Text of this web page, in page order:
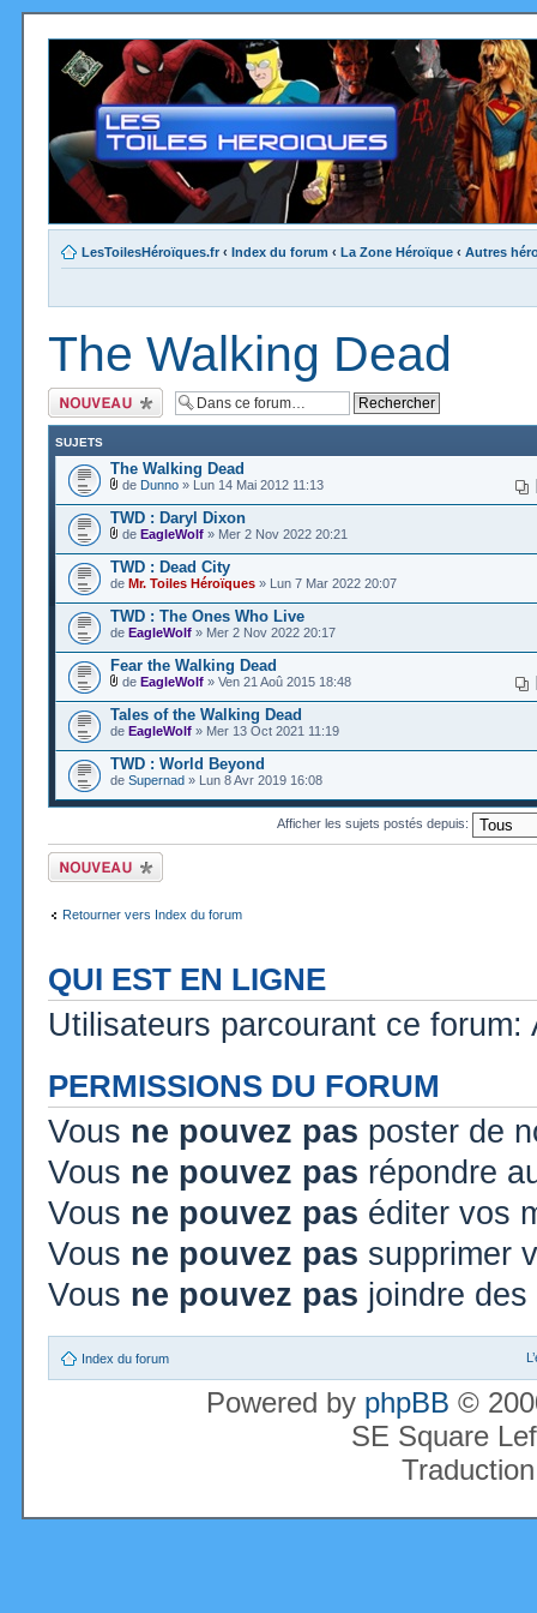
LesToilesHéroïques.fr ‹ Index du forum ‹ La Zone Héroïque ‹ Autres
The Walking Dead
Ecrire un nouveau
sujet
SUJETS
The Walking Dead
de Dunno » Lun 14 Mai 2012 11:13
TWD : Daryl Dixon
de EagleWolf » Mer 2 Nov 2022 20:21
TWD : Dead City
de Mr. Toiles Héroïques » Lun 7 Mar 2022 20:07
TWD : The Ones Who Live
de EagleWolf » Mer 2 Nov 2022 20:17
Fear the Walking Dead
de EagleWolf » Ven 21 Aoû 2015 18:48
Tales of the Walking Dead
de EagleWolf » Mer 13 Oct 2021 11:19
TWD : World Beyond
de Supernad » Lun 8 Avr 2019 16:08
Afficher les sujets postés depuis:
Ecrire un nouveau
sujet
Retourner vers Index du forum
QUI EST EN LIGNE
Utilisateurs parcourant ce
PERMISSIONS DU FORUM
Vous ne pouvez pas poster de
Vous ne pouvez pas répondre
Vous ne pouvez pas éditer vos
Vous ne pouvez pas supprimer
Vous ne pouvez pas joindre
Index du forum
Powered by phpBB ©
SE Square